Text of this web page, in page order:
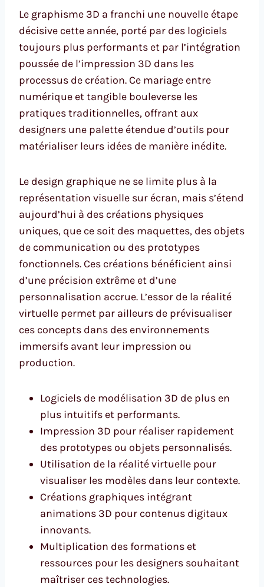
Le graphisme 3D a franchi une nouvelle étape
décisive cette année, porté par des logiciels
toujours plus performants et par l’intégration
poussée de l’impression 3D dans les
processus de création. Ce mariage entre
numérique et tangible bouleverse les
pratiques traditionnelles, offrant aux
designers une palette étendue d’outils pour
matérialiser leurs idées de manière inédite.
Le design graphique ne se limite plus à la
représentation visuelle sur écran, mais s’étend
aujourd’hui à des créations physiques
uniques, que ce soit des maquettes, des objets
de communication ou des prototypes
fonctionnels. Ces créations bénéficient ainsi
d’une précision extrême et d’une
personnalisation accrue. L’essor de la réalité
virtuelle permet par ailleurs de prévisualiser
ces concepts dans des environnements
immersifs avant leur impression ou
production.
Logiciels de modélisation 3D de plus en
plus intuitifs et performants.
Impression 3D pour réaliser rapidement
des prototypes ou objets personnalisés.
Utilisation de la réalité virtuelle pour
visualiser les modèles dans leur contexte.
Créations graphiques intégrant
animations 3D pour contenus digitaux
innovants.
Multiplication des formations et
ressources pour les designers souhaitant
maîtriser ces technologies.